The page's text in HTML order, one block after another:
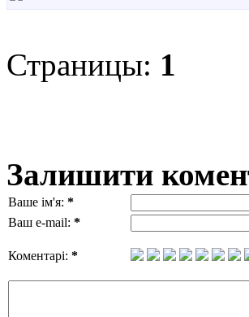
Страницы: 1
Залишити
Ваше ім'я: *
Ваш e-mail: *
Коментарі: *